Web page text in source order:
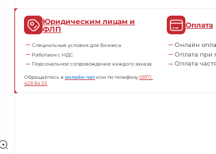
Юридическим лицам и
ФЛП
Специальные условия для бизнеса
Работаем с НДС
Персональное сопровождение каждого заказа.
Обращайтесь вонлайн-чатили по телефону(097)
428 84 55
Оплата
Онлайн
Оплата при
Оплата